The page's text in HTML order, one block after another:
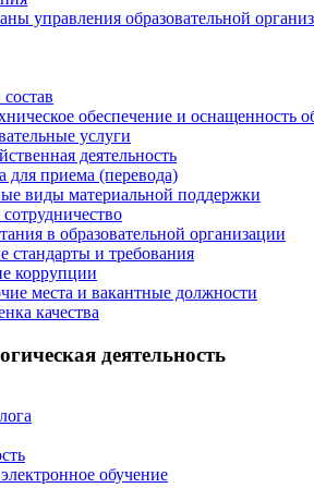
управления образовательной
обеспечение и оснащенность
услуги
деятельность
для приема (перевода)
виды материальной поддержки
в образовательной организации
стандарты и требования
коррупции
места и вакантные должности
качества
деятельность
обучение